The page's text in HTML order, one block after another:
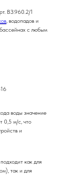
ВЗ.960.2/1
, водопадов и
с любым
воды значение
0,5 м/с, что
и
как для
так и для